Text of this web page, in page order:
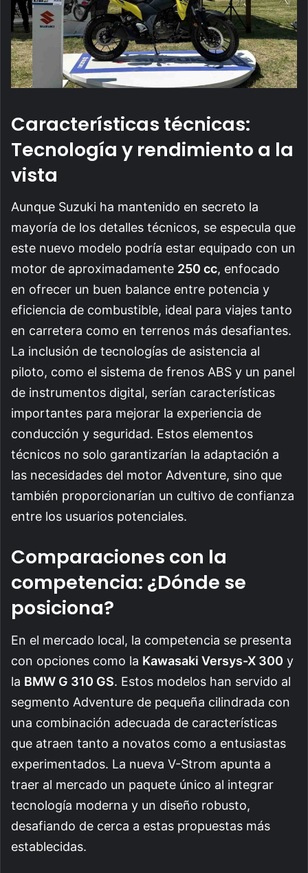
Características técnicas:
Tecnología y rendimiento a la
vista
Aunque Suzuki ha mantenido en secreto la
mayoría de los detalles técnicos, se especula que
este nuevo modelo podría estar equipado con un
motor de aproximadamente 250 cc, enfocado
en ofrecer un buen balance entre potencia y
eficiencia de combustible, ideal para viajes tanto
en carretera como en terrenos más desafiantes.
La inclusión de tecnologías de asistencia al
piloto, como el sistema de frenos ABS y un panel
de instrumentos digital, serían características
importantes para mejorar la experiencia de
conducción y seguridad. Estos elementos
técnicos no solo garantizarían la adaptación a
las necesidades del motor Adventure, sino que
también proporcionarían un cultivo de confianza
entre los usuarios potenciales.
Comparaciones con la
competencia: ¿Dónde se
posiciona?
En el mercado local, la competencia se presenta
con opciones como la Kawasaki Versys-X 300 y
la BMW G 310 GS. Estos modelos han servido al
segmento Adventure de pequeña cilindrada con
una combinación adecuada de características
que atraen tanto a novatos como a entusiastas
experimentados. La nueva V-Strom apunta a
traer al mercado un paquete único al integrar
tecnología moderna y un diseño robusto,
desafiando de cerca a estas propuestas más
establecidas.